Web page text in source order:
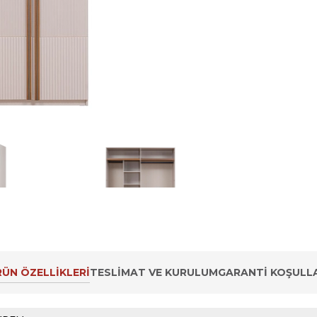
ÖZELLIKLERITESLIMAT VE KURULUMGARANTI